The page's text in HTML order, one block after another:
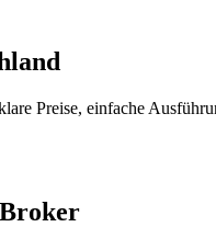
Preise, einfache